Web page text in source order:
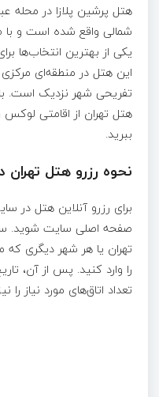
هتل پرشین پلازا در محله
شمالی واقع شده است و
یکی از بهترین انتخاب‌ها
این هتل در منطقه‌ای مرکزی
تفریحی شهر نزدیک است.
هتل تهران از اقامتی
ببرید.
نحوه رزرو هتل
برای رزرو آنلاین هتل در
صفحه اصلی سایت شوید.
تهران یا هر شهر دیگری که
را وارد کنید. پس از آن،
تعداد اتاق‌های مورد نیاز